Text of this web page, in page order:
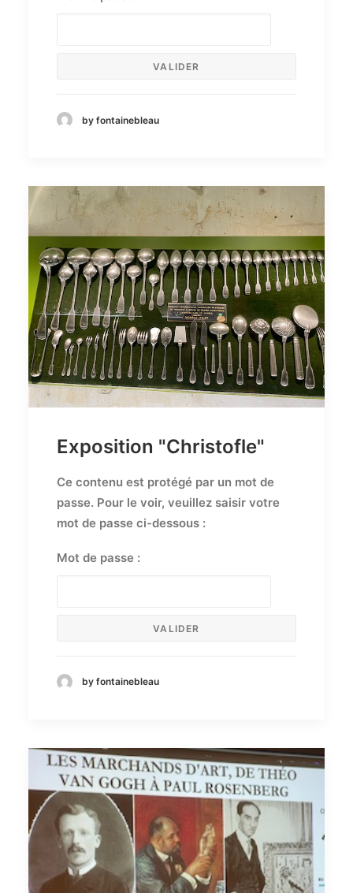
by fontainebleau
Exposition "Christofle"
Ce contenu est protégé par un mot de
passe. Pour le voir, veuillez saisir votre
mot de passe ci-dessous :
Mot de passe :
by fontainebleau